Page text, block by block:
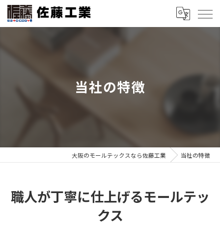
当社の特徴
大阪のモールテックスなら佐藤工業 当社の特徴
職人が丁寧に仕上げるモールテッ
クス